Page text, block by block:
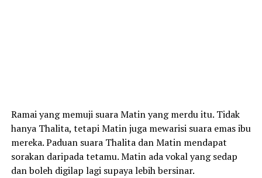
Ramai yang memuji suara Matin yang merdu itu. Tidak
hanya Thalita, tetapi Matin juga mewarisi suara emas ibu
mereka. Paduan suara Thalita dan Matin mendapat
sorakan daripada tetamu. Matin ada vokal yang sedap
dan boleh digilap lagi supaya lebih bersinar.